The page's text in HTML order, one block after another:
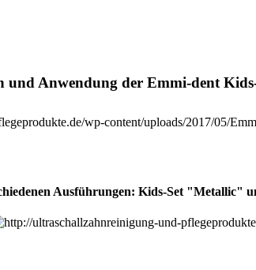
und Anwendung der Emmi-dent
Ausführungen: Kids-Set "Metallic"